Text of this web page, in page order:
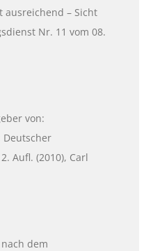
ausreichend – Sicht
Nr. 11 vom 08.
von:
Deutscher
Aufl. (2010), Carl
nach dem